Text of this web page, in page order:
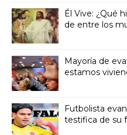
Él Vive: ¿Qué
de entre los
Mayoría de
estamos
Futbolista
testifica de su